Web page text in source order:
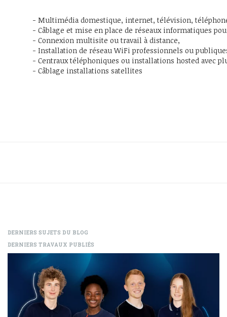
- Multimédia domestique, internet, télévision,
- Câblage et mise en place de réseaux informatiques
- Connexion multisite ou travail à distance,
- Installation de réseau WiFi professionnels ou
- Centraux téléphoniques ou installations hosted avec
- Câblage installations satellites
DERNIERS SUJETS DU BLOG
DERNIERS TRAVAUX PUBLIÉS